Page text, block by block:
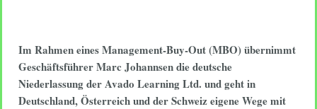
Im Rahmen eines Management-Buy-Out (MBO) übernimmt
Geschäftsführer Marc Johannsen die deutsche
Niederlassung der Avado Learning Ltd. und geht in
Deutschland, Österreich und der Schweiz eigene Wege mit